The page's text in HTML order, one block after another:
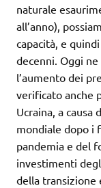
naturale
all’anno),
capacità, e
decenni. Oggi
l’aumento dei
verificato anche
Ucraina, a causa
mondiale dopo i
pandemia e del
investimenti
della transizione